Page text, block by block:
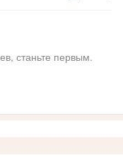
станьте первым.